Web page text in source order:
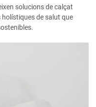
solucions de calçat
de salut que